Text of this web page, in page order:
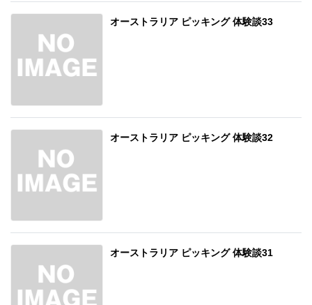
オーストラリア ピッキング 体験談33
オーストラリア ピッキング 体験談32
オーストラリア ピッキング 体験談31